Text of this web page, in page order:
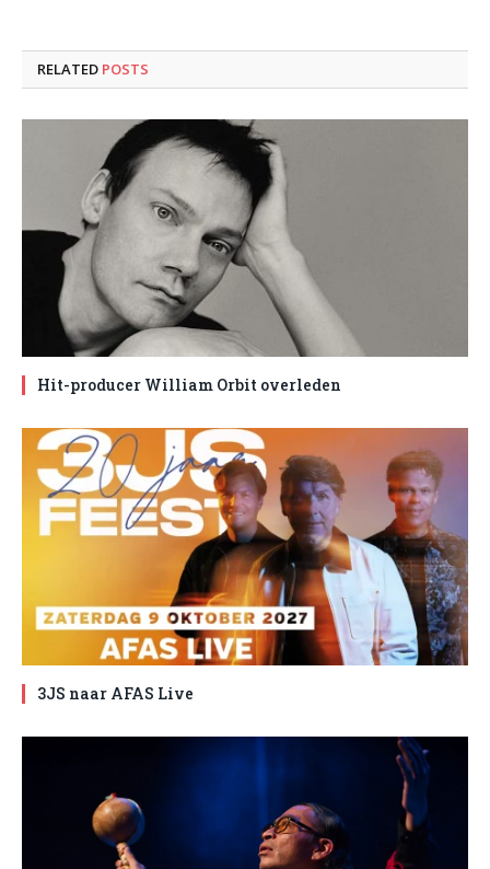
RELATED POSTS
Hit-producer William Orbit overleden
3JS naar AFAS Live